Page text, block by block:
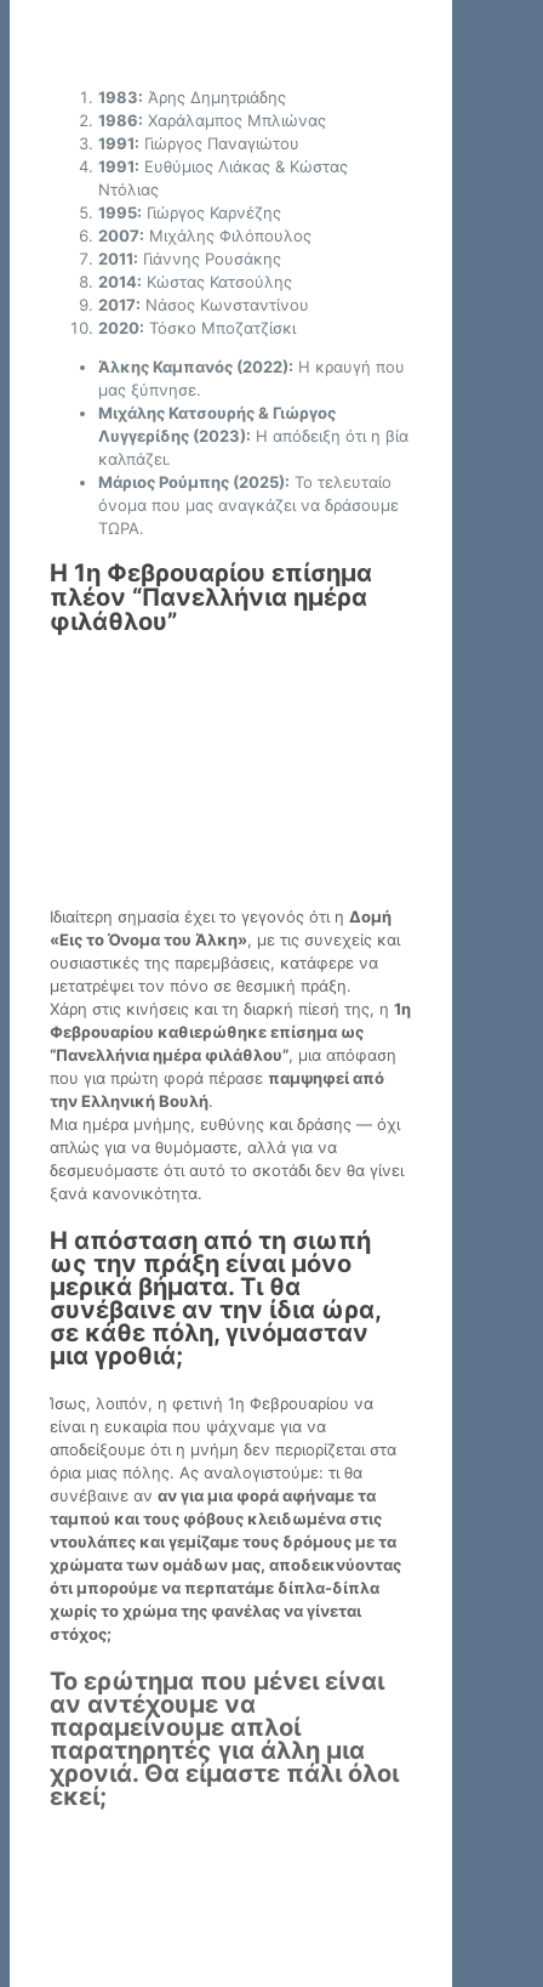
1983: Άρης Δημητριάδης
1986: Χαράλαμπος Μπλιώνας
1991: Γιώργος Παναγιώτου
1991: Ευθύμιος Λιάκας & Κώστας
Ντόλιας
1995: Γιώργος Καρνέζης
2007: Μιχάλης Φιλόπουλος
2011: Γιάννης Ρουσάκης
2014: Κώστας Κατσούλης
2017: Νάσος Κωνσταντίνου
2020: Τόσκο Μποζατζίσκι
Άλκης Καμπανός (2022): Η κραυγή που
μας ξύπνησε.
Μιχάλης Κατσουρής & Γιώργος
Λυγγερίδης (2023): Η απόδειξη ότι η βία
καλπάζει.
Μάριος Ρούμπης (2025): Το τελευταίο
όνομα που μας αναγκάζει να δράσουμε
ΤΩΡΑ.
Η 1η Φεβρουαρίου επίσημα
πλέον “Πανελλήνια ημέρα
φιλάθλου”
Ιδιαίτερη σημασία έχει το γεγονός ότι η Δομή
«Εις το Όνομα του Άλκη», με τις συνεχείς και
ουσιαστικές της παρεμβάσεις, κατάφερε να
μετατρέψει τον πόνο σε θεσμική πράξη.
Χάρη στις κινήσεις και τη διαρκή πίεσή της, η 1η
Φεβρουαρίου καθιερώθηκε επίσημα ως
“Πανελλήνια ημέρα φιλάθλου”, μια απόφαση
που για πρώτη φορά πέρασε παμψηφεί από
την Ελληνική Βουλή.
Μια ημέρα μνήμης, ευθύνης και δράσης — όχι
απλώς για να θυμόμαστε, αλλά για να
δεσμευόμαστε ότι αυτό το σκοτάδι δεν θα γίνει
ξανά κανονικότητα.
Η απόσταση από τη σιωπή
ως την πράξη είναι μόνο
μερικά βήματα. Τι θα
συνέβαινε αν την ίδια ώρα,
σε κάθε πόλη, γινόμασταν
μια γροθιά;
Ίσως, λοιπόν, η φετινή 1η Φεβρουαρίου να
είναι η ευκαιρία που ψάχναμε για να
αποδείξουμε ότι η μνήμη δεν περιορίζεται στα
όρια μιας πόλης. Ας αναλογιστούμε: τι θα
συνέβαινε αν αν για μια φορά αφήναμε τα
ταμπού και τους φόβους κλειδωμένα στις
ντουλάπες και γεμίζαμε τους δρόμους με τα
χρώματα των ομάδων μας, αποδεικνύοντας
ότι μπορούμε να περπατάμε δίπλα-δίπλα
χωρίς το χρώμα της φανέλας να γίνεται
στόχος;
Το ερώτημα που μένει είναι
αν αντέχουμε να
παραμείνουμε απλοί
παρατηρητές για άλλη μια
χρονιά. Θα είμαστε πάλι όλοι
εκεί;